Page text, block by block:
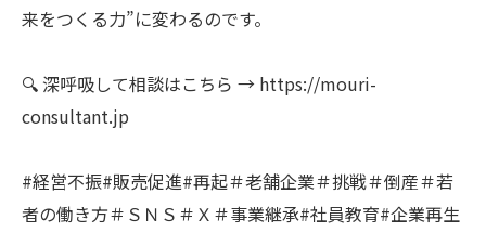
来をつくる力”に変わるのです。
🔍 深呼吸して相談はこちら → https://mouri-
consultant.jp
#経営不振#販売促進#再起＃老舗企業＃挑戦＃倒産＃若
者の働き方＃ＳＮＳ＃Ｘ＃事業継承#社員教育#企業再生